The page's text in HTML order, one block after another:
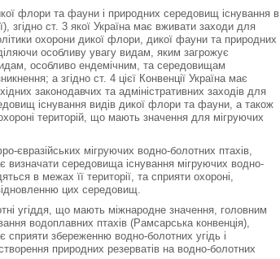
флори та фауни і природних середовищ існування в
згідно ст. 3 якої Україна має вживати заходи для
охорони дикої флори, дикої фауни та природних
особливу увагу видам, яким загрожує
особливо ендемічним, та середовищам
а згідно ст. 4 цієї Конвенції Україна має
законодавчих та адміністративних заходів для
існування видів дикої флори та фауни, а також
територій, що мають значення для мігруючих
євразійських мігруючих водно-болотних птахів,
визначати середовища існування мігруючих водно-
в межах її території, та сприяти охороні,
цих середовищ.
угіддя, що мають міжнародне значення, головним
водоплавних птахів (Рамсарська конвенція),
сприяти збереженню водно-болотних угідь і
природних резерватів на водно-болотних